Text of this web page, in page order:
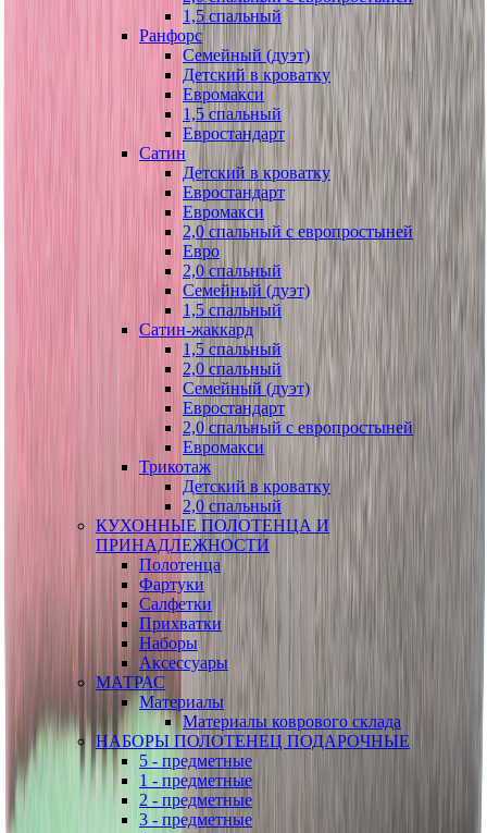
1,5 спальный
Ранфорс
Семейный (дуэт)
Детский в кроватку
Евромакси
1,5 спальный
Евростандарт
Сатин
Детский в кроватку
Евростандарт
Евромакси
2,0 спальный с европростыней
Евро
2,0 спальный
Семейный (дуэт)
1,5 спальный
Сатин-жаккард
1,5 спальный
2,0 спальный
Семейный (дуэт)
Евростандарт
2,0 спальный с европростыней
Евромакси
Трикотаж
Детский в кроватку
2,0 спальный
КУХОННЫЕ ПОЛОТЕНЦА И
ПРИНАДЛЕЖНОСТИ
Полотенца
Фартуки
Салфетки
Прихватки
Наборы
Аксессуары
МАТРАС
Материалы
Материалы коврового склада
НАБОРЫ ПОЛОТЕНЕЦ ПОДАРОЧНЫЕ
5 - предметные
1 - предметные
2 - предметные
3 - предметные